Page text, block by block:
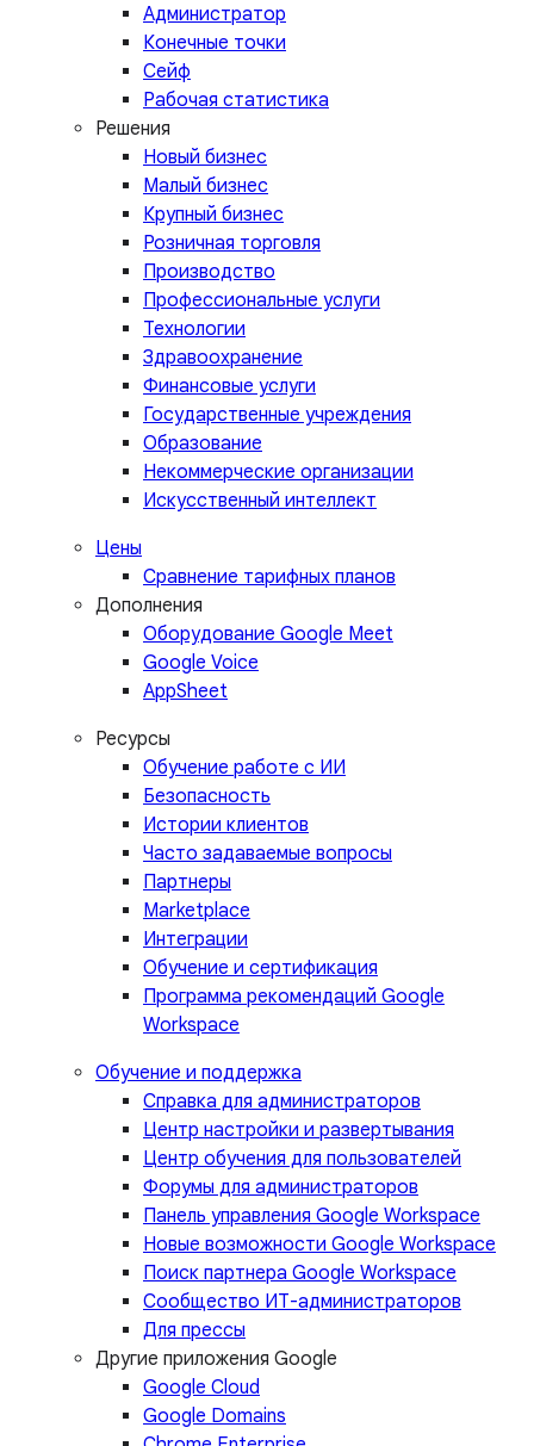
Администратор
Конечные точки
Сейф
Рабочая статистика
Решения
Новый бизнес
Малый бизнес
Крупный бизнес
Розничная торговля
Производство
Профессиональные услуги
Технологии
Здравоохранение
Финансовые услуги
Государственные учреждения
Образование
Некоммерческие организации
Искусственный интеллект
Цены
Сравнение тарифных планов
Дополнения
Оборудование Google Meet
Google Voice
AppSheet
Ресурсы
Обучение работе с ИИ
Безопасность
Истории клиентов
Часто задаваемые вопросы
Партнеры
Marketplace
Интеграции
Обучение и сертификация
Программа рекомендаций Google
Workspace
Обучение и поддержка
Справка для администраторов
Центр настройки и развертывания
Центр обучения для пользователей
Форумы для администраторов
Панель управления Google Workspace
Новые возможности Google Workspace
Поиск партнера Google Workspace
Сообщество ИТ-администраторов
Для прессы
Другие приложения Google
Google Cloud
Google Domains